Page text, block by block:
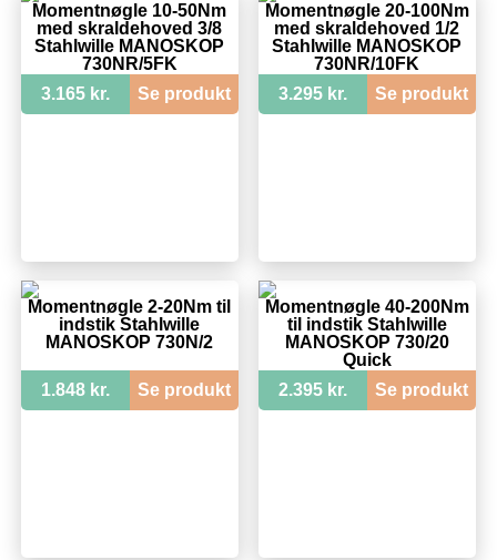
Momentnøgle 10-50Nm
med skraldehoved 3/8
Stahlwille MANOSKOP
730NR/5FK
3.165 kr.
Se produkt
Momentnøgle 20-100Nm
med skraldehoved 1/2
Stahlwille MANOSKOP
730NR/10FK
3.295 kr.
Se produkt
Momentnøgle 2-20Nm til
indstik Stahlwille
MANOSKOP 730N/2
1.848 kr. Se produkt
Momentnøgle 40-200Nm
til indstik Stahlwille
MANOSKOP 730/20
Quick
2.395 kr.
Se produkt